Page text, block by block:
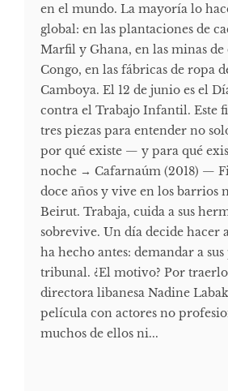
en el mundo. La mayoría lo
global: en las plantaciones de
Marfil y Ghana, en las minas de
Congo, en las fábricas de ropa
Camboya. El 12 de junio es el
contra el Trabajo Infantil. Este
tres piezas para entender no
por qué existe — y para qué
noche → Cafarnaúm (2018) —
doce años y vive en los barrios
Beirut. Trabaja, cuida a sus
sobrevive. Un día decide hacer
ha hecho antes: demandar a
tribunal. ¿El motivo? Por
directora libanesa Nadine
película con actores no
muchos de ellos ni...